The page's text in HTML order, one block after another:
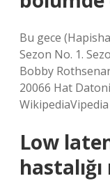
Bu gece
Sezon No. 1.
Bobby
20066 Hat
Low